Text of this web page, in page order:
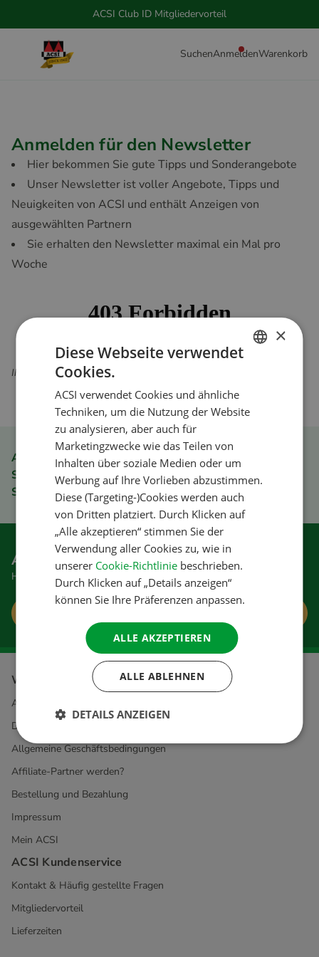
ACSI Club ID Mitgliedervorteil
SuchenAnmeldenWarenkorb
Anmelden für den Newsletter
Hier bekommen Sie gute Tipps und Sonderangebote
Unser Newsletter ist voller Angebote, Tipps und
Neuigkeiten von ACSI und enthält Anzeigen von
ausgewählten Partnern
Sie erhalten den Newsletter maximal ein Mal pro
Woche
Ihre Daten sind sicher und werden nicht an Dritte weitergegeben
ACSI Club ID Mitgliedervorteil
Schnell und einfach bestellen
Sicher bezahlen
Anmelden für den Newsletter
Hier bekommen Sie gute Tipps und Sonderangebote
Weitere Informationen über
ACSI
Datenschutz & Cookies
Allgemeine Geschäftsbedingungen
Affiliate-Partner werden?
Bestellung und Bezahlung
Impressum
Mein ACSI
ACSI Kundenservice
Kontakt & Häufig gestellte Fragen
Mitgliedervorteil
Lieferzeiten
DANISH
SPANISH
×
Diese Webseite verwendet
Cookies.
ACSI verwendet Cookies und ähnliche
Techniken, um die Nutzung der Website
zu analysieren, aber auch für
Marketingzwecke wie das Teilen von
Inhalten über soziale Medien oder um
Werbung auf Ihre Vorlieben abzustimmen.
Diese (Targeting-)Cookies werden auch
von Dritten platziert. Durch Klicken auf
„Alle akzeptieren“ stimmen Sie der
Verwendung aller Cookies zu, wie in
unserer Cookie-Richtlinie beschrieben.
Durch Klicken auf „Details anzeigen“
können Sie Ihre Präferenzen anpassen.
ALLE AKZEPTIEREN
ALLE ABLEHNEN
DETAILS ANZEIGEN